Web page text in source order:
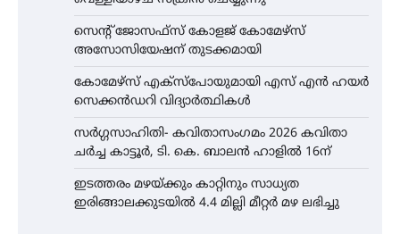
സെന്റ് ജോസഫ്സ് കോളജ് കോമേഴ്‌സ്
അസോസിയേഷന് തുടക്കമായി
കോമേഴ്സ് എക്സ്പോയുമായി എസ് എൻ ഹയർ
സെക്കൻഡറി വിദ്യാർത്ഥികൾ
സർഗ്ഗസാഹിതി- കവിതാസംഗമം 2026 കവിതാ
ചർച്ച കാട്ടൂർ, ടി. കെ. ബാലൻ ഹാളിൽ 16ന്
ഇടത്തരം മഴയ്ക്കും കാറ്റിനും സാധ്യത
ഇരിങ്ങാലക്കുടയിൽ 4.4 മില്ലി മീറ്റർ മഴ ലഭിച്ചു